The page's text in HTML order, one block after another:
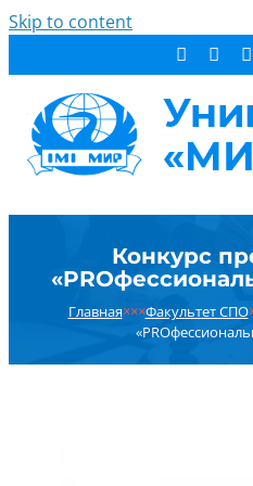
Skip to content
ДОПОБРАЗОВАНИЕ
ОБ УНИВЕРСИТЕТЕ
НОВОСТИ
Конкурс
Главная×××Факультет СПО